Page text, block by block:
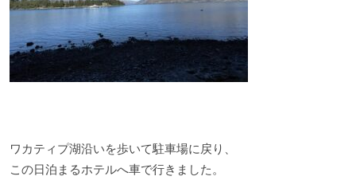
ワカティプ湖沿いを歩いて駐車場に戻り、
この日泊まるホテルへ車で行きました。